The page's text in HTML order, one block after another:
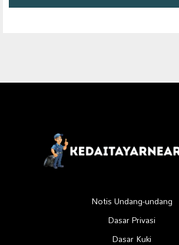
Notis Undang-undang
Dasar Privasi
Dasar Kuki